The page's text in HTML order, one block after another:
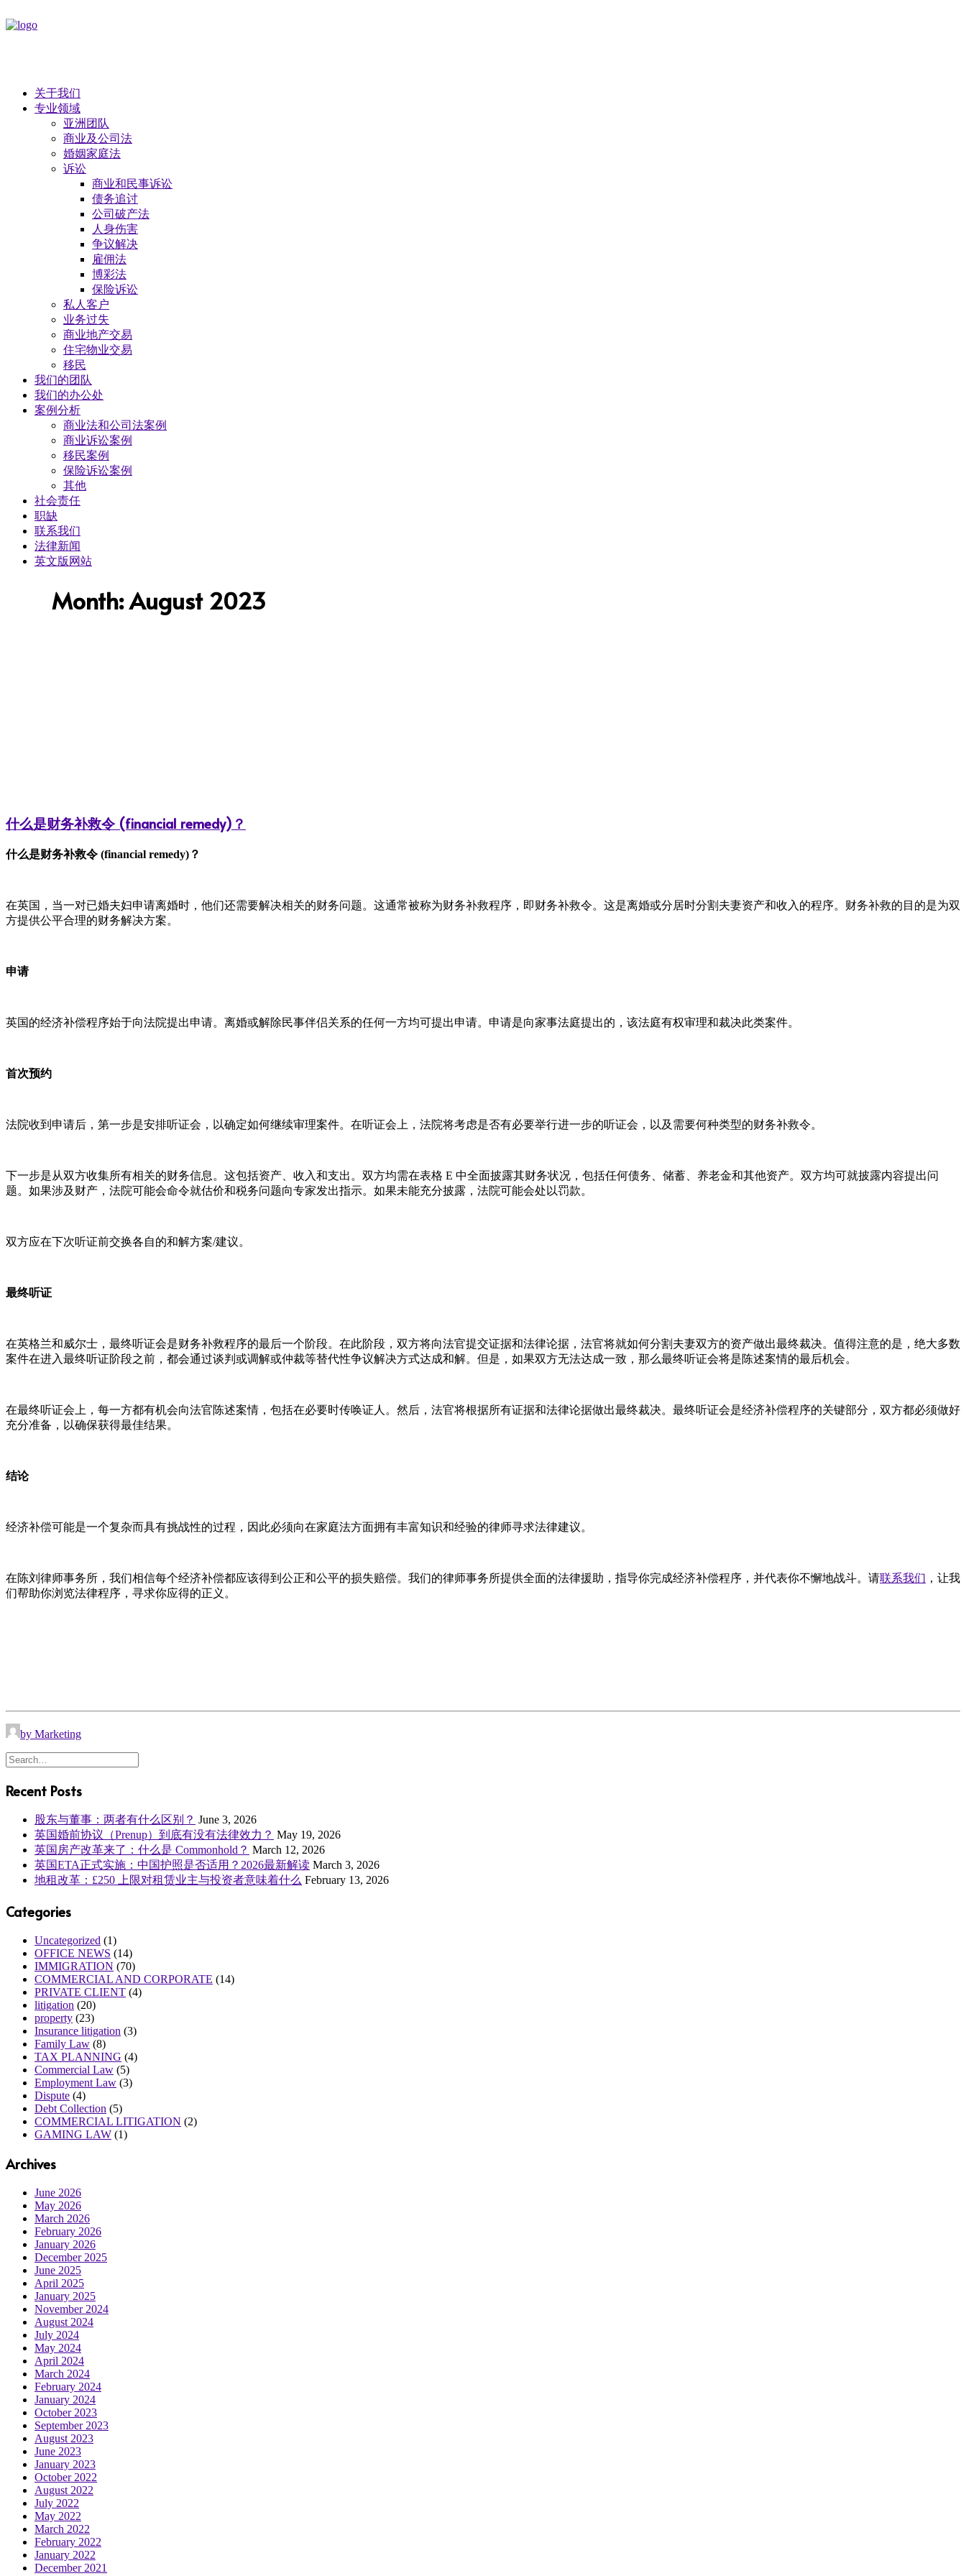
关于我们
专业领域
亚洲团队
商业及公司法
​婚姻家庭法
诉讼
商业和民事诉讼
债务追讨
公司破产法
​人身伤害
争议解决
雇佣法
博彩法
保险诉讼
私人客户
业务过失
商业地产交易
​住宅物业交易
移民
我们的团队
我们的办公处
案例分析
商业法和公司法案例
商业诉讼案例
移民案例
保险诉讼案例
其他
社会责任
职缺
联系我们
法律新闻
英文版网站
Month: August 2023
什么是财务补救令 (financial remedy)？
什么是财务补救令 (financial remedy)？
在英国，当一对已婚夫妇申请离婚时，他们还需要解决相关的财务问题。这通常被称为财务补救程序，即财务补救令。这是离婚或分居时分割夫妻资产和收入的程序。财务补救的目的是为双
方提供公平合理的财务解决方案。
申请
英国的经济补偿程序始于向法院提出申请。离婚或解除民事伴侣关系的任何一方均可提出申请。申请是向家事法庭提出的，该法庭有权审理和裁决此类案件。
首次预约
法院收到申请后，第一步是安排听证会，以确定如何继续审理案件。在听证会上，法院将考虑是否有必要举行进一步的听证会，以及需要何种类型的财务补救令。
下一步是从双方收集所有相关的财务信息。这包括资产、收入和支出。双方均需在表格 E 中全面披露其财务状况，包括任何债务、储蓄、养老金和其他资产。双方均可就披露内容提出问
题。如果涉及财产，法院可能会命令就估价和税务问题向专家发出指示。如果未能充分披露，法院可能会处以罚款。
双方应在下次听证前交换各自的和解方案/建议。
最终听证
在英格兰和威尔士，最终听证会是财务补救程序的最后一个阶段。在此阶段，双方将向法官提交证据和法律论据，法官将就如何分割夫妻双方的资产做出最终裁决。值得注意的是，绝大多数
案件在进入最终听证阶段之前，都会通过谈判或调解或仲裁等替代性争议解决方式达成和解。但是，如果双方无法达成一致，那么最终听证会将是陈述案情的最后机会。
在最终听证会上，每一方都有机会向法官陈述案情，包括在必要时传唤证人。然后，法官将根据所有证据和法律论据做出最终裁决。最终听证会是经济补偿程序的关键部分，双方都必须做好
充分准备，以确保获得最佳结果。
结论
经济补偿可能是一个复杂而具有挑战性的过程，因此必须向在家庭法方面拥有丰富知识和经验的律师寻求法律建议。
在陈刘律师事务所，我们相信每个经济补偿都应该得到公正和公平的损失赔偿。我们的律师事务所提供全面的法律援助，指导你完成经济补偿程序，并代表你不懈地战斗。请联系我们 ，让我
们帮助你浏览法律程序，寻求你应得的正义。
by Marketing
Recent Posts
股东与董事：两者有什么区别？ June 3, 2026
英国婚前协议（Prenup）到底有没有法律效力？ May 19, 2026
英国房产改革来了：什么是 Commonhold？ March 12, 2026
英国ETA正式实施：中国护照是否适用？2026最新解读 March 3, 2026
地租改革：£250 上限对租赁业主与投资者意味着什么 February 13, 2026
Categories
Uncategorized (1)
OFFICE NEWS (14)
IMMIGRATION (70)
COMMERCIAL AND CORPORATE (14)
PRIVATE CLIENT (4)
litigation (20)
property (23)
Insurance litigation (3)
Family Law (8)
TAX PLANNING (4)
Commercial Law (5)
Employment Law (3)
Dispute (4)
Debt Collection (5)
COMMERCIAL LITIGATION (2)
GAMING LAW (1)
Archives
June 2026
May 2026
March 2026
February 2026
January 2026
December 2025
June 2025
April 2025
January 2025
November 2024
August 2024
July 2024
May 2024
April 2024
March 2024
February 2024
January 2024
October 2023
September 2023
August 2023
June 2023
January 2023
October 2022
August 2022
July 2022
May 2022
March 2022
February 2022
January 2022
December 2021